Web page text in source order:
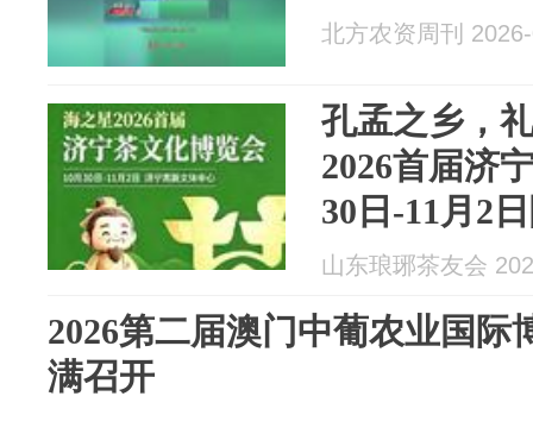
北方农资周刊
孔孟之乡，
2026首届济
30日-11月2
山东琅琊茶友会
2026第二届澳门中葡农业国际
满召开